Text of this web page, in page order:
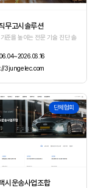
는 홈페이지
무고시솔루션
준을 높이는 전문 기술 진단 솔루션
3jungelec.com
단체협회
시운송사업조합